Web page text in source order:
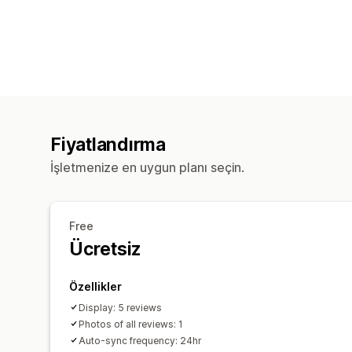
Fiyatlandırma
İşletmenize en uygun planı seçin.
Free
Ücretsiz
Özellikler
Display: 5 reviews
Photos of all reviews: 1
Auto-sync frequency: 24hr